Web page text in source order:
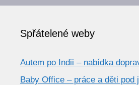
Spřátelené weby
Autem po Indii – nabídka
Baby Office – práce a děti pod